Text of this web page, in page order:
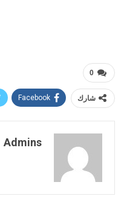
0
شارك Facebook
Admins